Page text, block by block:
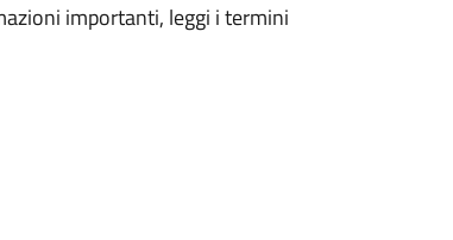
importanti, leggi i termini